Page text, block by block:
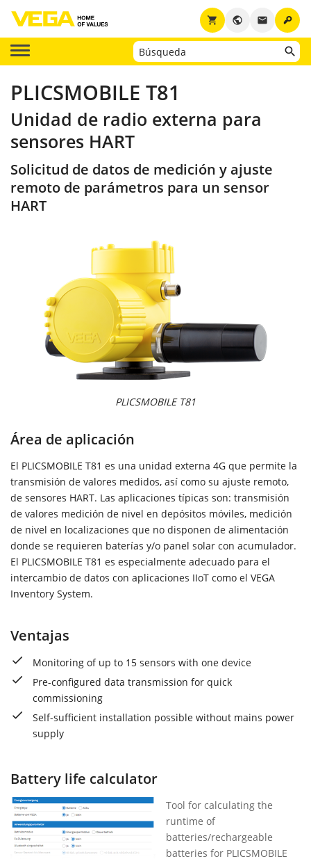
key
email
public
shopping_cart
PLICSMOBILE T81
Unidad de radio externa para
sensores HART
Solicitud de datos de medición y ajuste
remoto de parámetros para un sensor
HART
PLICSMOBILE T81
Área de aplicación
El PLICSMOBILE T81 es una unidad externa 4G que permite la
transmisión de valores medidos, así como su ajuste remoto,
de sensores HART. Las aplicaciones típicas son: transmisión
de valores medición de nivel en depósitos móviles, medición
de nivel en localizaciones que no disponen de alimentación
donde se requieren baterías y/o panel solar con acumulador.
El PLICSMOBILE T81 es especialmente adecuado para el
intercambio de datos con aplicaciones IIoT como el VEGA
Inventory System.
Ventajas
Monitoring of up to 15 sensors with one device
Pre-configured data transmission for quick
commissioning
Self-sufficient installation possible without mains power
supply
Battery life calculator
Tool for calculating the
runtime of
batteries/rechargeable
batteries for PLICSMOBILE